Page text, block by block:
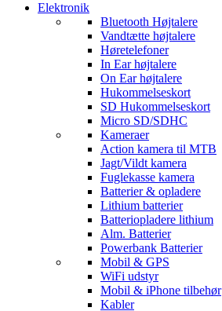
Elektronik
Bluetooth Højtalere
Vandtætte højtalere
Høretelefoner
In Ear højtalere
On Ear højtalere
Hukommelseskort
SD Hukommelseskort
Micro SD/SDHC
Kameraer
Action kamera til MTB
Jagt/Vildt kamera
Fuglekasse kamera
Batterier & opladere
Lithium batterier
Batteriopladere lithium
Alm. Batterier
Powerbank Batterier
Mobil & GPS
WiFi udstyr
Mobil & iPhone tilbehør
Kabler